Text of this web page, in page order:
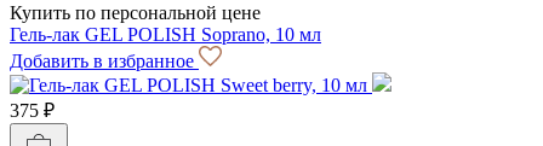
Купить по персональной цене
Гель-лак GEL POLISH Soprano, 10 мл
Добавить в избранное
375 ₽